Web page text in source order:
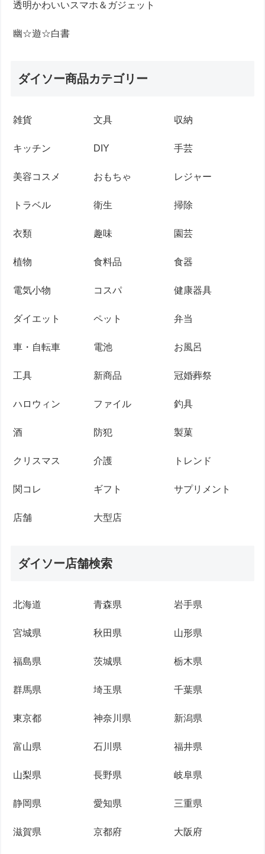
透明かわいいスマホ＆ガジェット
幽☆遊☆白書
ダイソー商品カテゴリー
雑貨 文具 収納
キッチン DIY 手芸
美容コスメ おもちゃ レジャー
トラベル 衛生 掃除
衣類 趣味 園芸
植物 食料品 食器
電気小物 コスパ 健康器具
ダイエット ペット 弁当
車・自転車 電池 お風呂
工具 新商品 冠婚葬祭
ハロウィン ファイル 釣具
酒 防犯 製菓
クリスマス 介護 トレンド
関コレ ギフト サプリメント
店舗 大型店
ダイソー店舗検索
北海道 青森県 岩手県
宮城県 秋田県 山形県
福島県 茨城県 栃木県
群馬県 埼玉県 千葉県
東京都 神奈川県 新潟県
富山県 石川県 福井県
山梨県 長野県 岐阜県
静岡県 愛知県 三重県
滋賀県 京都府 大阪府